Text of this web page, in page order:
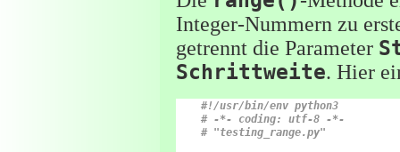
Integer-Nummern zu
getrennt die Parameter
Schrittweite. Hier
#!/usr/bin/env python3
# -*- coding: utf-8 -*-
# "testing_range.py"